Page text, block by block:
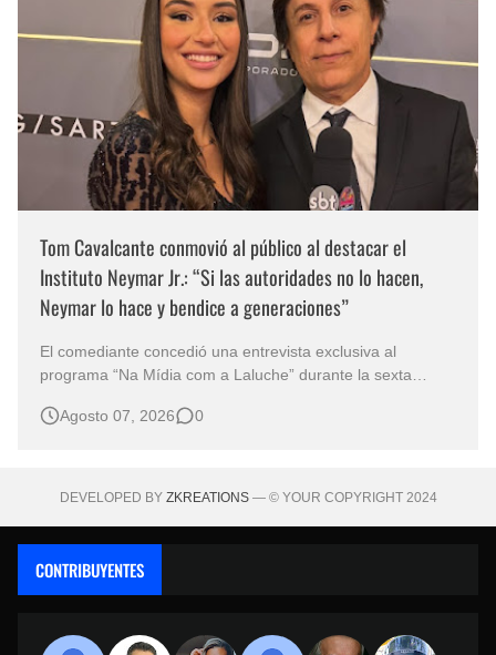
Tom Cavalcante conmovió al público al destacar el
Instituto Neymar Jr.: “Si las autoridades no lo hacen,
Neymar lo hace y bendice a generaciones”
El comediante concedió una entrevista exclusiva al
programa “Na Mídia com a Laluche” durante la sexta
eventos benéficos más importantes de Brasil. En medio del
Agosto 07, 2026 0
DEVELOPED BY ZKREATIONS— © YOUR COPYRIGHT 2024
CONTRIBUYENTES